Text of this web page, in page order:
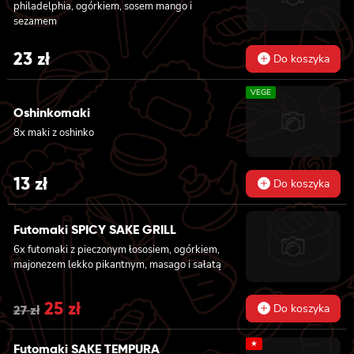
lekko pikantnym 6x futomaki z ŁOSOSIEM,
awokado, ogórkiem, serkiem philadelphia i
serkiem philadelphia, awokado, ogórkiem,
kanpyo i sałatą
philadelphia, ogórkiem, sosem mango i
sezamem
23 zł Do koszyka
Oshinkomaki
8x maki z oshinko
VEGE
13zł Do koszyka
Futomaki SPICY SAKE GRILL
6x futomaki z pieczonym łososiem, ogórkiem,
majonezem lekko pikantnym, masago i sałatą
27zł Original
price
25 zł Current
price
Do koszyka
Futomaki SAKE TEMPURA ★